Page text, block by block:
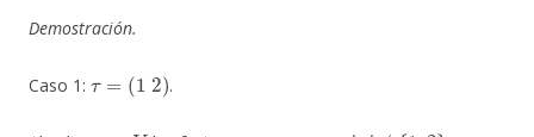
Demostración.
Caso 1:
2
.
V i, ∉ { 1,